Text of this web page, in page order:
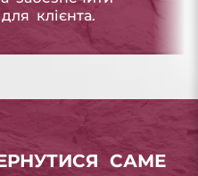
клієнта.
САМЕ